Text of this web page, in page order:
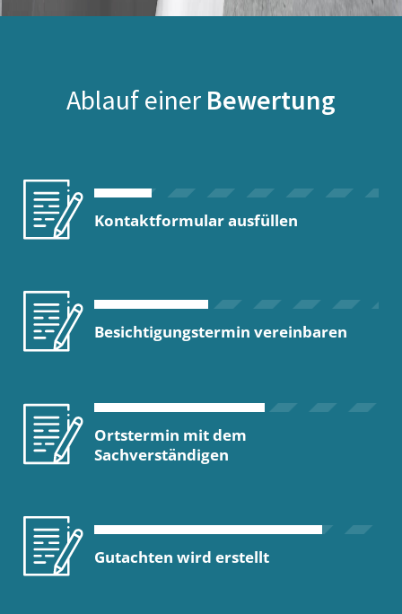
Ablauf einer Bewertung
Kontaktformular ausfüllen
Besichtigungstermin vereinbaren
Ortstermin mit dem
Sachverständigen
Gutachten wird erstellt